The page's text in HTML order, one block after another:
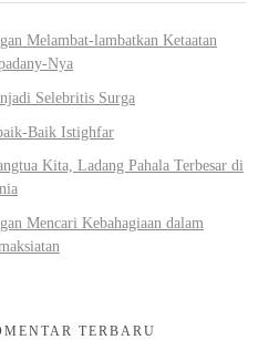
Melambat-lambatkan Ketaatan
Nya
Selebritis Surga
Baik Istighfar
Kita, Ladang Pahala Terbesar di
Mencari Kebahagiaan dalam
TERBARU